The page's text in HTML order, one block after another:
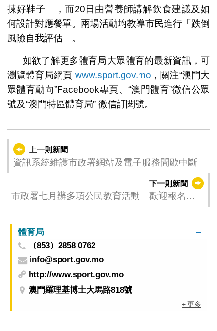
揀好鞋子」，而20日由營養師講解飲食建議及如
何設計對應餐單。兩場活動均教導市民進行「跌倒
風險自我評估」。
如欲了解更多體育局大眾體育的最新資訊，可
瀏覽體育局網頁 www.sport.gov.mo ，關注“澳門大
眾體育動向”Facebook專頁、“澳門體育”微信公眾
號及“澳門特區體育局” 微信訂閱號。
上一則新聞
資訊系統維護市政署網站及電子服務間歇中斷
下一則新聞
市政署七月辦多項公民教育活動 歡迎報名參
體育局
（853）2858 0762
info@sport.gov.mo
http://www.sport.gov.mo
澳門羅理基博士大馬路818號
+ 更多